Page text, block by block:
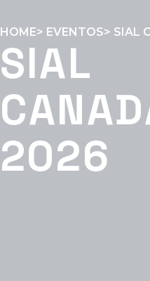
HOME> EVENTOS> SIAL
SIAL
2026